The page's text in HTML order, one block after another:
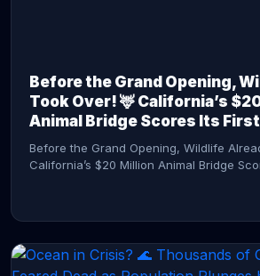
Before the Grand Opening,
Took Over! 🦌 California’s
Animal Bridge Scores Its
Before the Grand Opening, Wildlife
California’s $20 Million Animal Bridge